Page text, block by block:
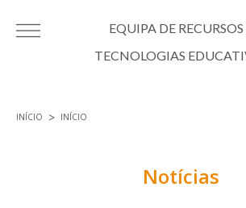
EQUIPA DE RECURSOS
TECNOLOGIAS
INÍCIO INÍCIO
Notícias